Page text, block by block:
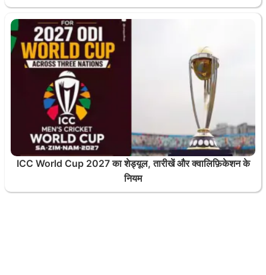
ICC World Cup 2027 का शेड्यूल, तारीखें और क्वालिफ़िकेशन के
नियम